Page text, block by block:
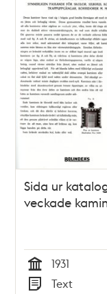
Sida ur
veckade
Tid
1931
Text